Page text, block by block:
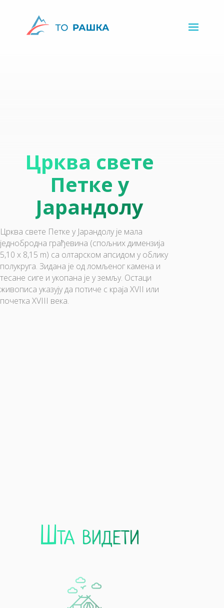
Црква свете
Петке у
Јарандолу
Црква свете Петке у Јарандолу је мала
једнобродна грађевина (спољних димензија
5,10 x 8,15 m) са олтарском апсидом у облику
полукруга. Зидана је од ломљеног камена и
тесане сиге и укопана је у земљу. Остаци
живописа указују да потиче с краја XVII или
почетка XVIII века.
Шта видети